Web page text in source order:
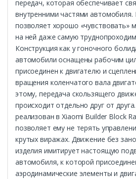
передач, которая обеспечивает
внутренними частями автомобиля.
позволяет хорошо «чувствовать»
на ней даже самую
Конструкция как у гоночного
автомобили оснащены рабочим
присоединен к двигателю и
вращения коленчатого вала
этому, передача скользящего
происходит отдельно друг от
реализован в Xiaomi Builder Block
позволяет ему не терять
крутых виражах. Движение без
изделия имитирует настоящую
автомобиля, к которой
аэродинамические элементы и